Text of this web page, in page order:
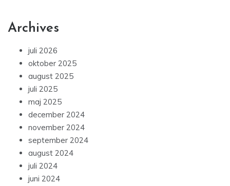
Archives
juli 2026
oktober 2025
august 2025
juli 2025
maj 2025
december 2024
november 2024
september 2024
august 2024
juli 2024
juni 2024